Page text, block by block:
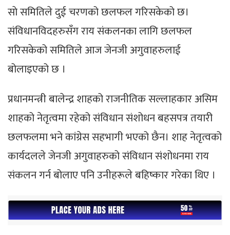
साे समितिले दुई चरणको छलफल गरिसकेको छ।
संविधानविदहरुसँग राय संकलनका लागि छलफल
गरिसकेको समितिले आज जेनजी अगुवाहरुलाई
बोलाइएको छ ।
प्रधानमन्त्री बालेन्द्र शाहको राजनीतिक सल्लाहकार असिम
शाहको नेतृत्वमा रहेको संविधान संशोधन बहसपत्र तयारी
छलफलमा भने कांग्रेस सहभागी भएको छैन। शाह नेतृत्वको
कार्यदलले जेनजी अगुवाहरुको संविधान संशोधनमा राय
संकलन गर्न बोलाए पनि उनीहरूले बहिष्कार गरेका थिए ।